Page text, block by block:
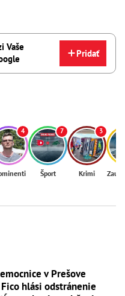
Vaše
Pridať
4 7
Šport
3
Krimi
v Prešove
hlási odstránenie